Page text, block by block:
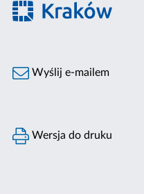
Wyślij e-mailem
Wersja do druku